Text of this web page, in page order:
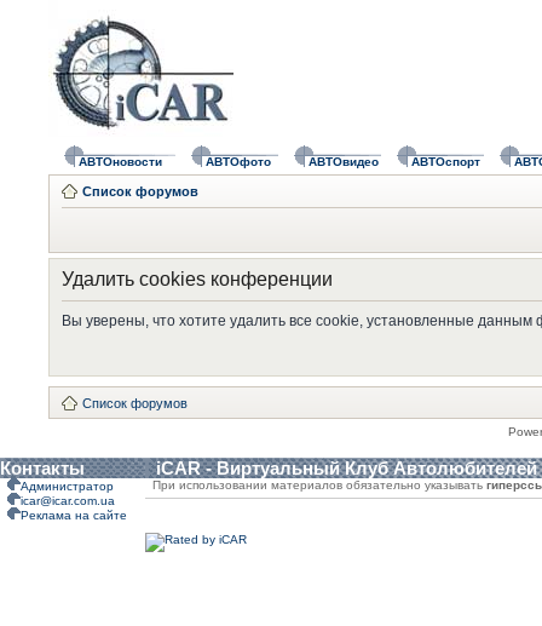
АВТОновости АВТОфото АВТОвидео АВТОспорт
Список форумов
Удалить cookies конференции
Вы уверены, что хотите удалить все cookie, установленные
Список форумов
Контакты iCAR - Виртуальный Клуб Автолюбителей
Администратор
icar@icar.com.ua
Реклама на сайте
При использовании материалов обязательно указывать